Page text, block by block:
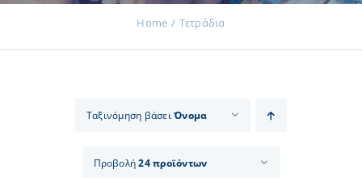
Home Τετράδια
Ταξινόμηση βάσειΌνομα
Προβολή24 προϊόντων